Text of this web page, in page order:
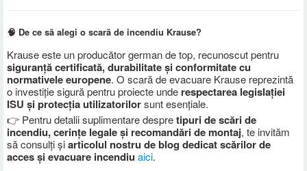
🧠 De ce să alegi o scară de incendiu Krause?
Krause este un producător german de top, recunoscut pentru
siguranță certificată, durabilitate și conformitate cu
normativele europene. O scară de evacuare Krause reprezintă
o investiție sigură pentru proiecte unde respectarea legislației
ISU și protecția utilizatorilorsunt esențiale.
👉 Pentru detalii suplimentare despretipuri de scări de
incendiu, cerințe legale și recomandări de montaj, te invităm
să consulți șiarticolul nostru de blog dedicat scărilor de
acces și evacuare incendiu aici.